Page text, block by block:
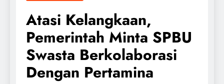
Atasi Kelangkaan,
Pemerintah Minta SPBU
Swasta Berkolaborasi
Dengan Pertamina